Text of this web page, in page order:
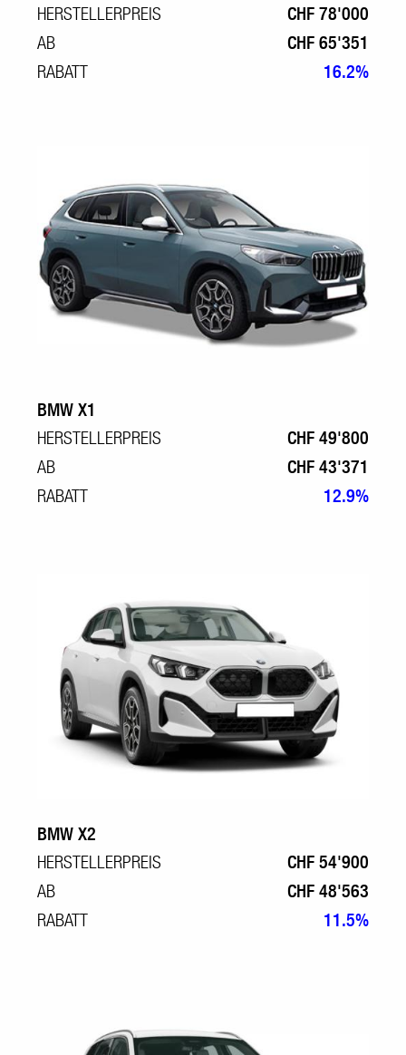
HERSTELLERPREIS
CHF 78'000
AB
CHF 65'351
RABATT
16.2%
BMW X1
HERSTELLERPREIS
CHF 49'800
AB
CHF 43'371
RABATT
12.9%
BMW X2
HERSTELLERPREIS
CHF 54'900
AB
CHF 48'563
RABATT
11.5%